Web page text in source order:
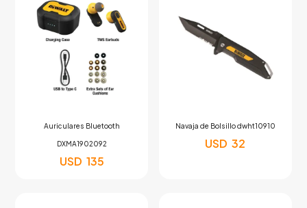
Auriculares Bluetooth
DXMA1902092
USD 135
Navaja de Bolsillo dwht10910
USD 32